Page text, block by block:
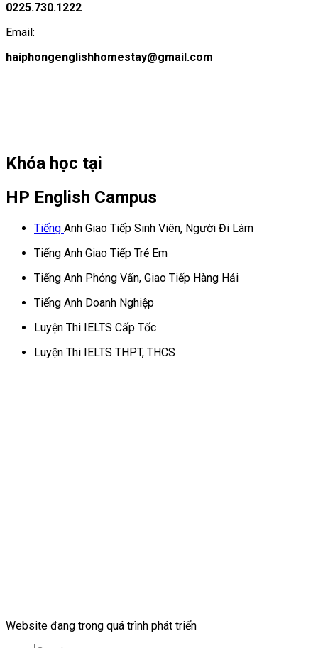
0225.730.1222
Email:
haiphongenglishhomestay@gmail.com
Khóa học tại
HP English Campus
Tiếng Anh Giao Tiếp Sinh Viên, Người Đi Làm
Tiếng Anh Giao Tiếp Trẻ Em
Tiếng Anh Phỏng Vấn, Giao Tiếp Hàng Hải
Tiếng Anh Doanh Nghiệp
Luyện Thi IELTS Cấp Tốc
Luyện Thi IELTS THPT, THCS
Website đang trong quá trình phát triển